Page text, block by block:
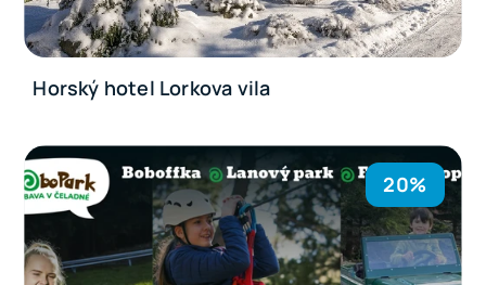
Horský hotel Lorkova vila
20%